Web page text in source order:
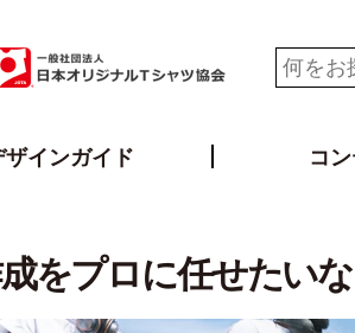
ザインガイド コ
をプロに任せたい